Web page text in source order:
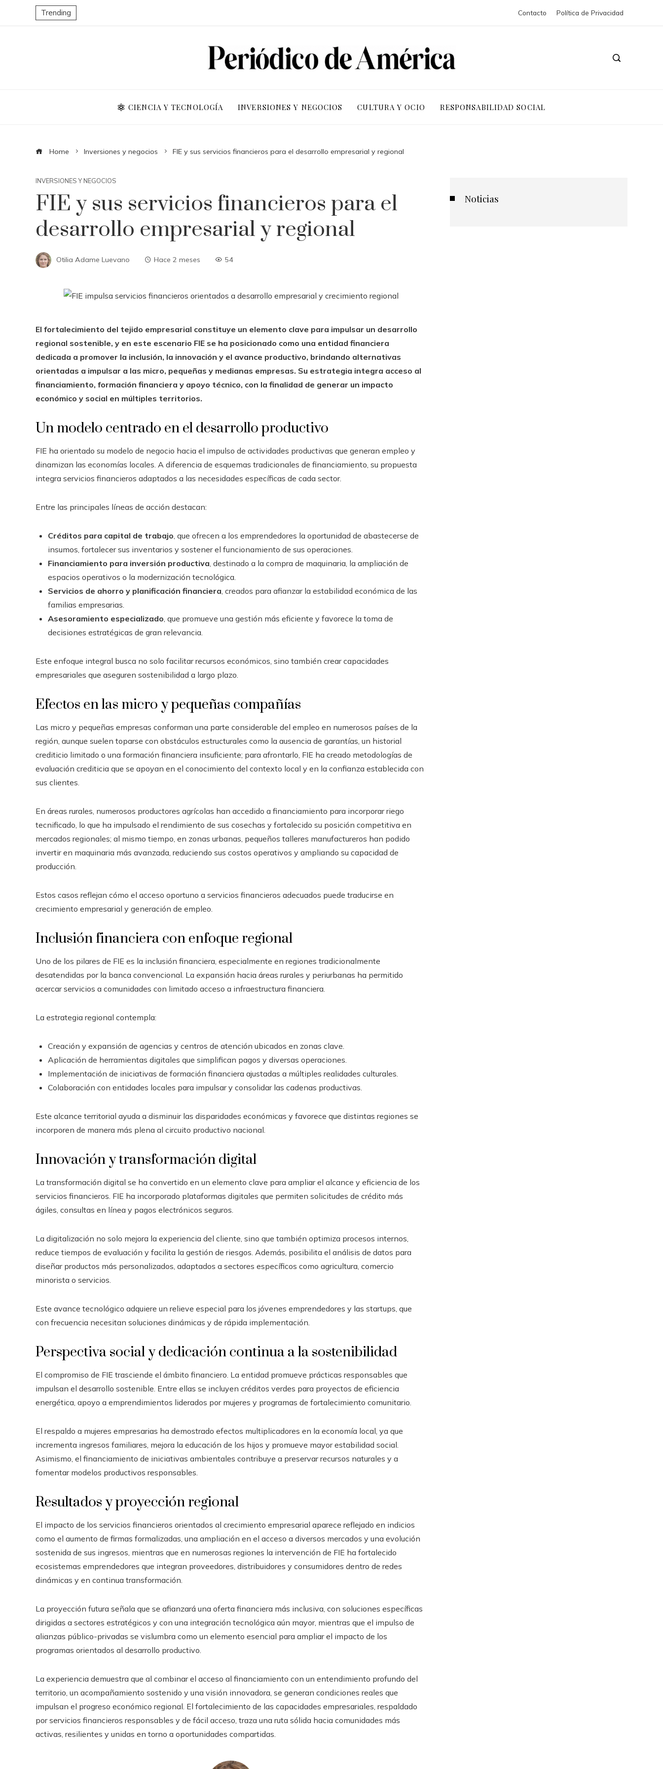
Trending Contacto Política de Privacidad
CIENCIA Y TECNOLOGÍA INVERSIONES Y NEGOCIOS CULTURA Y OCIO RESPONSABILIDAD SOCIAL
Home Inversiones y negocios FIE y sus servicios financieros para el desarrollo empresarial y regional
INVERSIONES Y NEGOCIOS
FIE y sus servicios financieros para el
desarrollo empresarial y regional
Otilia Adame Luevano Hace 2 meses 54
El fortalecimiento del tejido empresarial constituye un elemento clave para impulsar un desarrollo
regional sostenible, y en este escenario FIE se ha posicionado como una entidad financiera
dedicada a promover la inclusión, la innovación y el avance productivo, brindando alternativas
orientadas a impulsar a las micro, pequeñas y medianas empresas. Su estrategia integra acceso al
financiamiento, formación financiera y apoyo técnico, con la finalidad de generar un impacto
económico y social en múltiples territorios.
Un modelo centrado en el desarrollo productivo
FIE ha orientado su modelo de negocio hacia el impulso de actividades productivas que generan empleo y
dinamizan las economías locales. A diferencia de esquemas tradicionales de financiamiento, su propuesta
integra servicios financieros adaptados a las necesidades específicas de cada sector.
Entre las principales líneas de acción destacan:
Créditos para capital de trabajo, que ofrecen a los emprendedores la oportunidad de abastecerse de
insumos, fortalecer sus inventarios y sostener el funcionamiento de sus operaciones.
Financiamiento para inversión productiva, destinado a la compra de maquinaria, la ampliación de
espacios operativos o la modernización tecnológica.
Servicios de ahorro y planificación financiera, creados para afianzar la estabilidad económica de las
familias empresarias.
Asesoramiento especializado, que promueve una gestión más eficiente y favorece la toma de
decisiones estratégicas de gran relevancia.
Este enfoque integral busca no solo facilitar recursos económicos, sino también crear capacidades
empresariales que aseguren sostenibilidad a largo plazo.
Efectos en las micro y pequeñas compañías
Las micro y pequeñas empresas conforman una parte considerable del empleo en numerosos países de la
región, aunque suelen toparse con obstáculos estructurales como la ausencia de garantías, un historial
crediticio limitado o una formación financiera insuficiente; para afrontarlo, FIE ha creado metodologías de
evaluación crediticia que se apoyan en el conocimiento del contexto local y en la confianza establecida con
sus clientes.
En áreas rurales, numerosos productores agrícolas han accedido a financiamiento para incorporar riego
tecnificado, lo que ha impulsado el rendimiento de sus cosechas y fortalecido su posición competitiva en
mercados regionales; al mismo tiempo, en zonas urbanas, pequeños talleres manufactureros han podido
invertir en maquinaria más avanzada, reduciendo sus costos operativos y ampliando su capacidad de
producción.
Estos casos reflejan cómo el acceso oportuno a servicios financieros adecuados puede traducirse en
crecimiento empresarial y generación de empleo.
Inclusión financiera con enfoque regional
Uno de los pilares de FIE es la inclusión financiera, especialmente en regiones tradicionalmente
desatendidas por la banca convencional. La expansión hacia áreas rurales y periurbanas ha permitido
acercar servicios a comunidades con limitado acceso a infraestructura financiera.
La estrategia regional contempla:
Creación y expansión de agencias y centros de atención ubicados en zonas clave.
Aplicación de herramientas digitales que simplifican pagos y diversas operaciones.
Implementación de iniciativas de formación financiera ajustadas a múltiples realidades culturales.
Colaboración con entidades locales para impulsar y consolidar las cadenas productivas.
Este alcance territorial ayuda a disminuir las disparidades económicas y favorece que distintas regiones se
incorporen de manera más plena al circuito productivo nacional.
Innovación y transformación digital
La transformación digital se ha convertido en un elemento clave para ampliar el alcance y eficiencia de los
servicios financieros. FIE ha incorporado plataformas digitales que permiten solicitudes de crédito más
ágiles, consultas en línea y pagos electrónicos seguros.
La digitalización no solo mejora la experiencia del cliente, sino que también optimiza procesos internos,
reduce tiempos de evaluación y facilita la gestión de riesgos. Además, posibilita el análisis de datos para
diseñar productos más personalizados, adaptados a sectores específicos como agricultura, comercio
minorista o servicios.
Este avance tecnológico adquiere un relieve especial para los jóvenes emprendedores y las startups, que
con frecuencia necesitan soluciones dinámicas y de rápida implementación.
Perspectiva social y dedicación continua a la sostenibilidad
El compromiso de FIE trasciende el ámbito financiero. La entidad promueve prácticas responsables que
impulsan el desarrollo sostenible. Entre ellas se incluyen créditos verdes para proyectos de eficiencia
energética, apoyo a emprendimientos liderados por mujeres y programas de fortalecimiento comunitario.
El respaldo a mujeres empresarias ha demostrado efectos multiplicadores en la economía local, ya que
incrementa ingresos familiares, mejora la educación de los hijos y promueve mayor estabilidad social.
Asimismo, el financiamiento de iniciativas ambientales contribuye a preservar recursos naturales y a
fomentar modelos productivos responsables.
Resultados y proyección regional
El impacto de los servicios financieros orientados al crecimiento empresarial aparece reflejado en indicios
como el aumento de firmas formalizadas, una ampliación en el acceso a diversos mercados y una evolución
sostenida de sus ingresos, mientras que en numerosas regiones la intervención de FIE ha fortalecido
ecosistemas emprendedores que integran proveedores, distribuidores y consumidores dentro de redes
dinámicas y en continua transformación.
La proyección futura señala que se afianzará una oferta financiera más inclusiva, con soluciones específicas
dirigidas a sectores estratégicos y con una integración tecnológica aún mayor, mientras que el impulso de
alianzas público-privadas se vislumbra como un elemento esencial para ampliar el impacto de los
programas orientados al desarrollo productivo.
La experiencia demuestra que al combinar el acceso al financiamiento con un entendimiento profundo del
territorio, un acompañamiento sostenido y una visión innovadora, se generan condiciones reales que
impulsan el progreso económico regional. El fortalecimiento de las capacidades empresariales, respaldado
por servicios financieros responsables y de fácil acceso, traza una ruta sólida hacia comunidades más
activas, resilientes y unidas en torno a oportunidades compartidas.
Noticias